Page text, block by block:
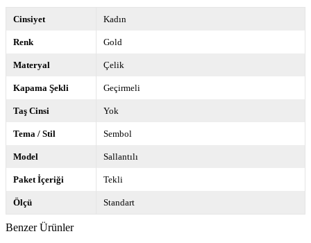
Cinsiyet Kadın
Renk Gold
Materyal Çelik
Kapama Şekli Geçirmeli
Taş Cinsi Yok
Tema / Stil Sembol
Model Sallantılı
Paket İçeriği Tekli
Ölçü Standart
Benzer Ürünler